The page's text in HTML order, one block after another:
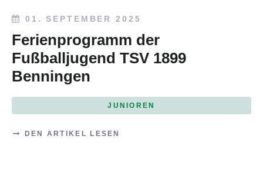
01. SEPTEMBER 2025
Ferienprogramm der
Fußballjugend TSV 1899
Benningen
JUNIOREN
DEN ARTIKEL LESEN